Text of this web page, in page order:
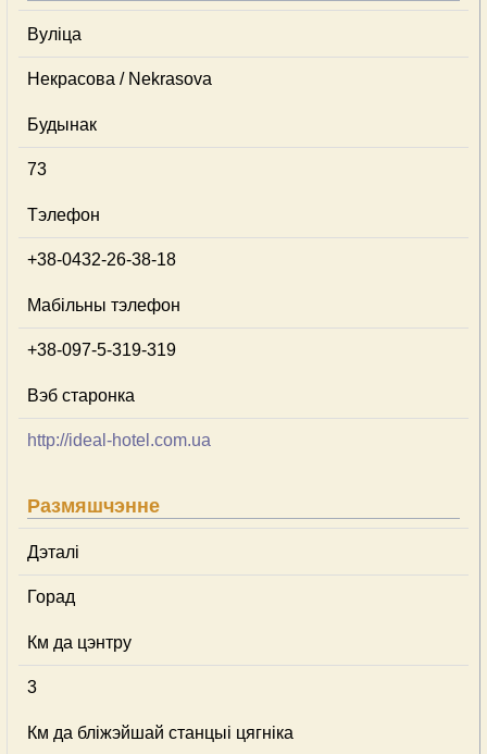
Вуліца
Некрасова / Nekrasova
Будынак
73
Тэлефон
+38-0432-26-38-18
Мабільны тэлефон
+38-097-5-319-319
Вэб старонка
http://ideal-hotel.com.ua
Размяшчэнне
Дэталі
Горад
Км да цэнтру
3
Км да бліжэйшай станцыі цягніка